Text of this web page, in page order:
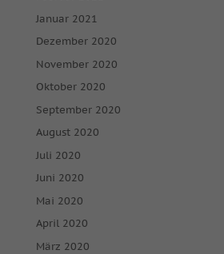
Januar 2021
Dezember 2020
November 2020
Oktober 2020
September 2020
August 2020
Juli 2020
Juni 2020
Mai 2020
April 2020
März 2020